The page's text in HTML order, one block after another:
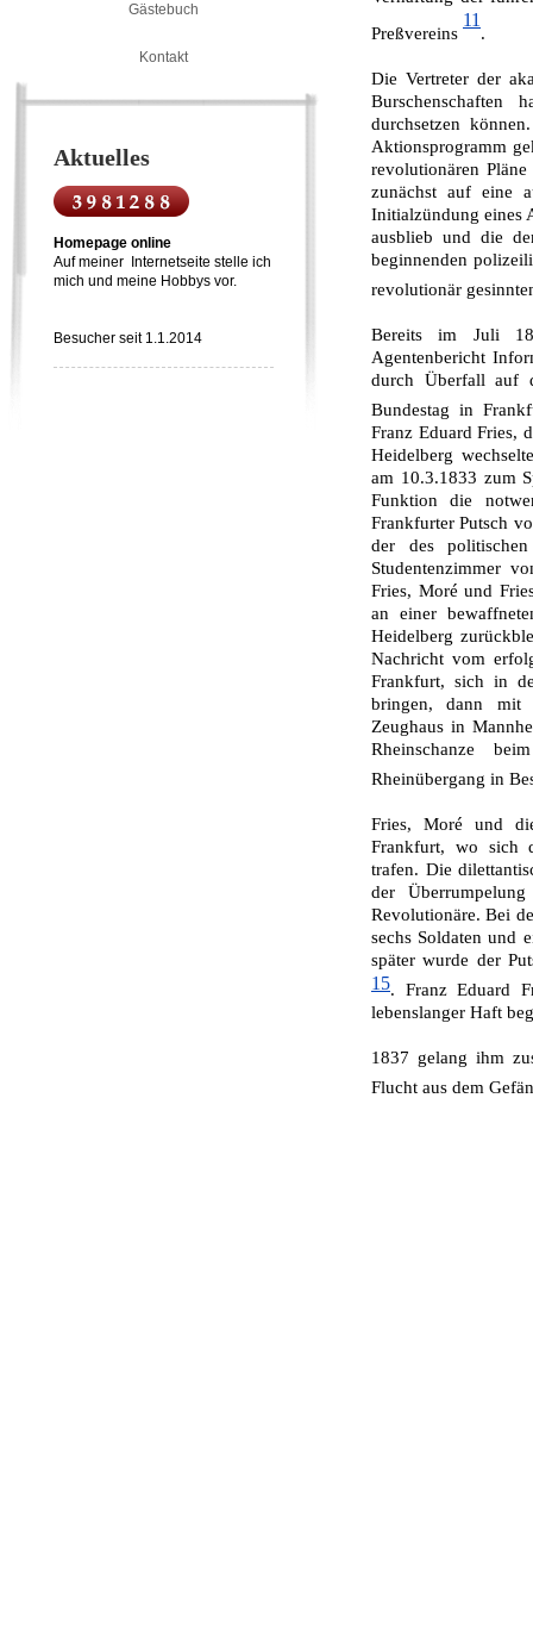
Preßvereins
11
.
Die Vertreter der
durchsetzen
Aktionsprogramm
revolutionären
zunächst auf eine
Initialzündung eines
ausblieb und die
beginnenden
revolutionär
Bereits im Juli
Agentenbericht
durch Überfall auf
Bundestag in
Franz Eduard Fries,
Heidelberg
am 10.3.1833 zum
Funktion die
Frankfurter Putsch
der des
Studentenzimmer
Fries, Moré und
an einer
Heidelberg
Nachricht vom
Frankfurt, sich in
bringen, dann mit
Zeughaus in
Rheinschanze
Rheinübergang in
Fries, Moré und
Frankfurt, wo sich
trafen. Die
der
Revolutionäre. Bei
sechs Soldaten und
später wurde der
15. Franz Eduard
lebenslanger Haft
1837 gelang ihm
Flucht aus dem
Gästebuch
Kontakt
Aktuelles
Homepage online
Auf meiner Internetseite stelle ich
mich und meine Hobbys vor.
Besucher seit 1.1.2014